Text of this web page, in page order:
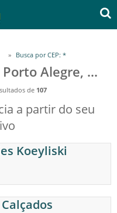
Busca por CEP: *
Busca por CEP: * em Porto Alegre, RS
de 107
a partir do seu
Koeyliski